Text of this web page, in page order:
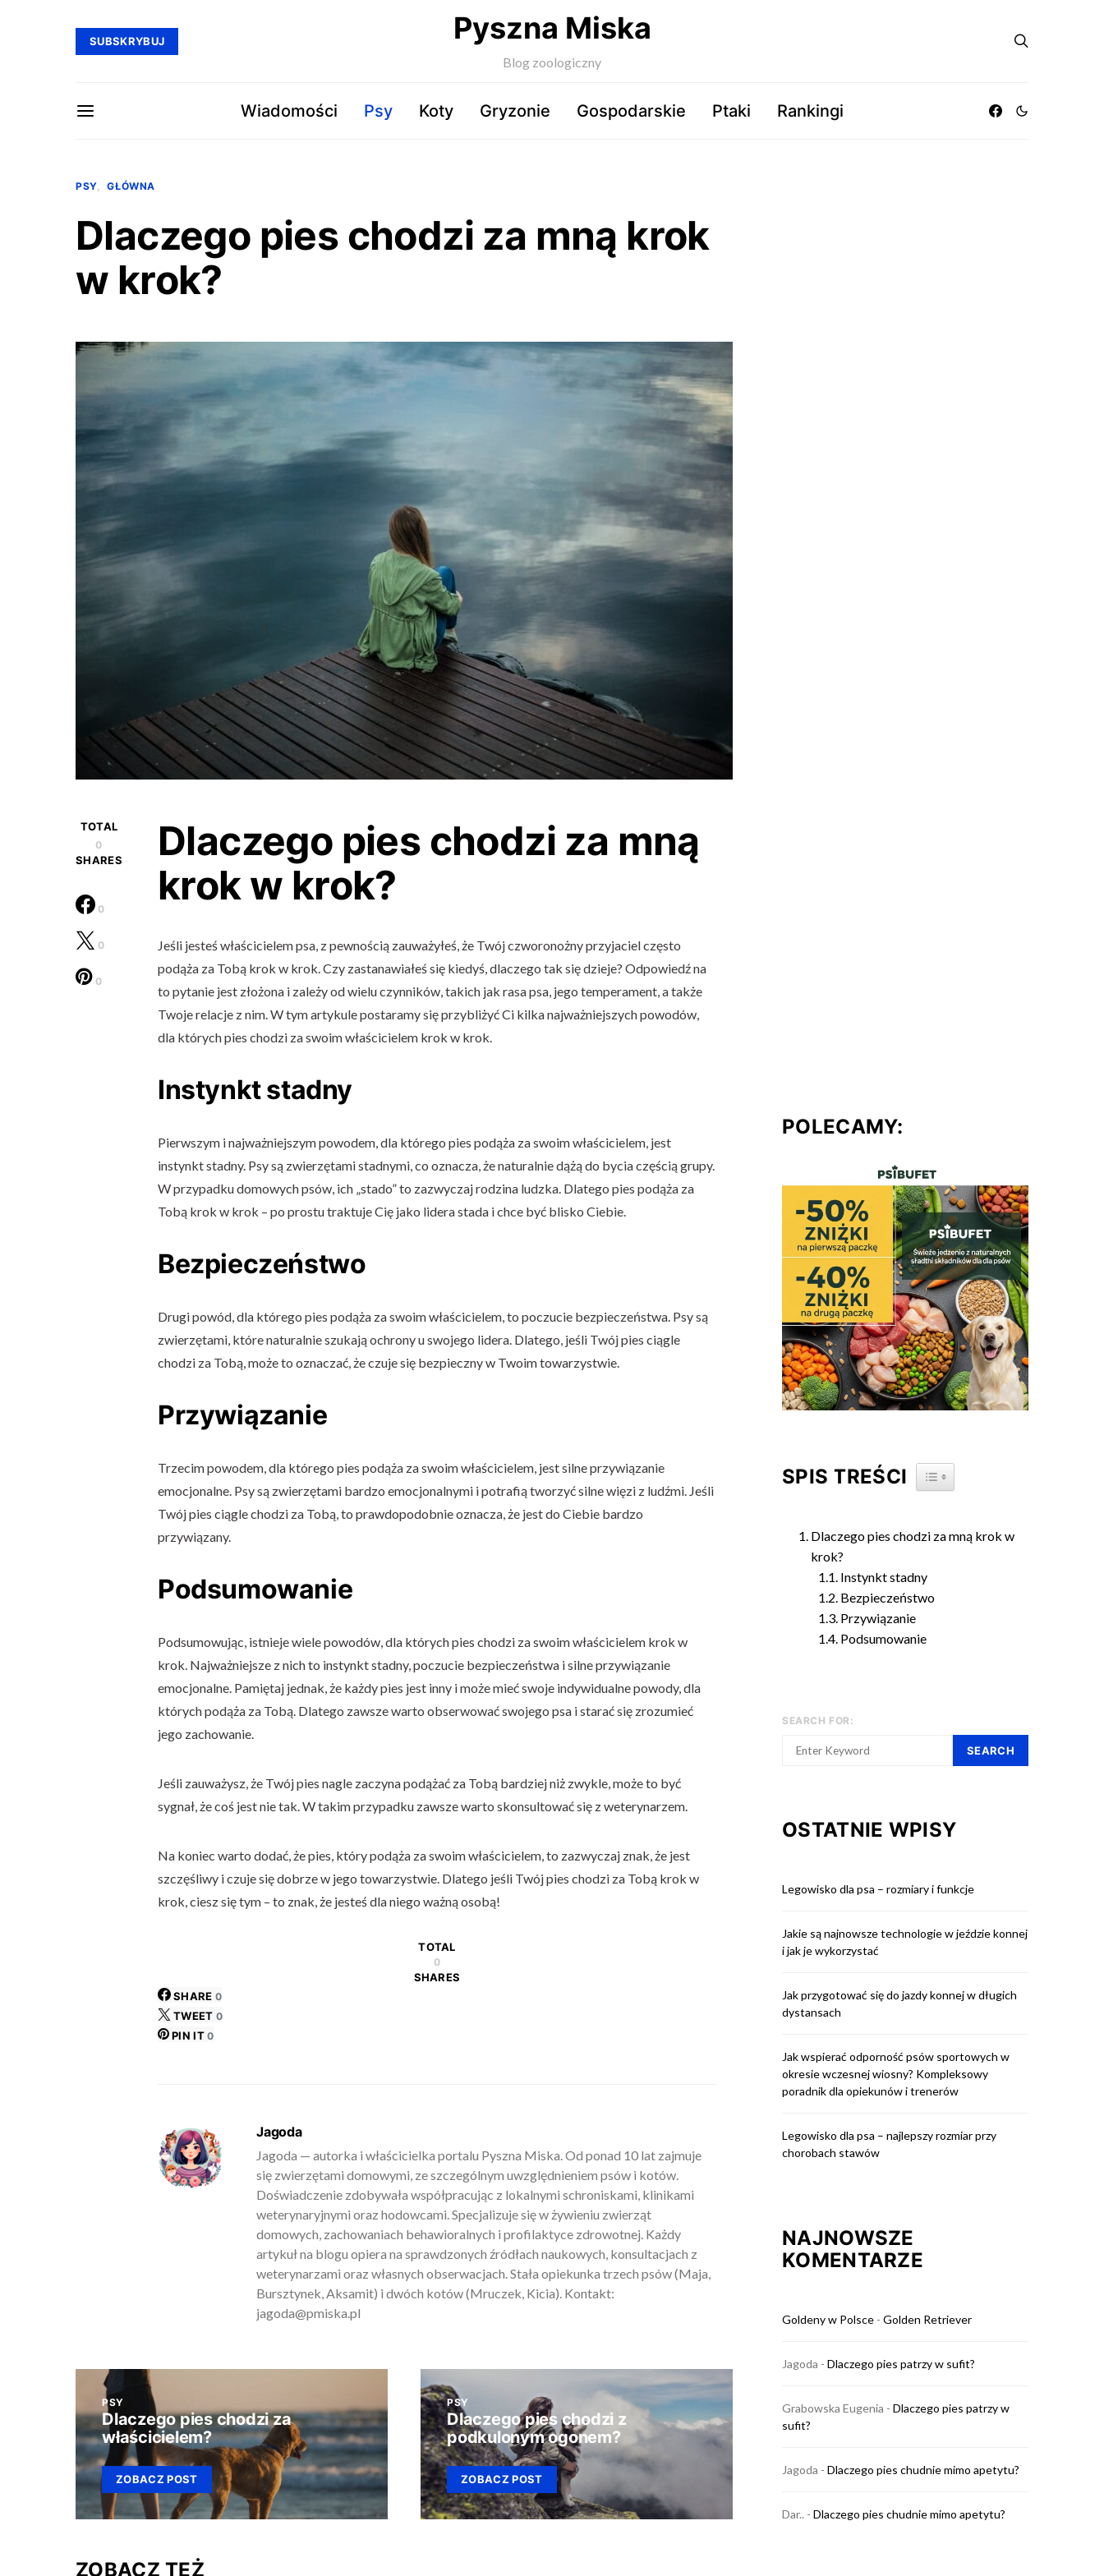
SUBSKRYBUJ Pyszna Miska
Blog zoologiczny
Wiadomości Psy Koty Gryzonie Gospodarskie Ptaki Rankingi
PSY GŁÓWNA
Dlaczego pies chodzi za mną krok
w krok?
TOTAL
0
SHARES
0
0
0
Dlaczego pies chodzi za mną
krok w krok?
Jeśli jesteś właścicielem psa, z pewnością zauważyłeś, że Twój czworonożny przyjaciel często
podąża za Tobą krok w krok. Czy zastanawiałeś się kiedyś, dlaczego tak się dzieje? Odpowiedź na
to pytanie jest złożona i zależy od wielu czynników, takich jak rasa psa, jego temperament, a także
Twoje relacje z nim. W tym artykule postaramy się przybliżyć Ci kilka najważniejszych powodów,
dla których pies chodzi za swoim właścicielem krok w krok.
Instynkt stadny
Pierwszym i najważniejszym powodem, dla którego pies podąża za swoim właścicielem, jest
instynkt stadny. Psy są zwierzętami stadnymi, co oznacza, że naturalnie dążą do bycia częścią grupy.
W przypadku domowych psów, ich „stado” to zazwyczaj rodzina ludzka. Dlatego pies podąża za
Tobą krok w krok – po prostu traktuje Cię jako lidera stada i chce być blisko Ciebie.
Bezpieczeństwo
Drugi powód, dla którego pies podąża za swoim właścicielem, to poczucie bezpieczeństwa. Psy są
zwierzętami, które naturalnie szukają ochrony u swojego lidera. Dlatego, jeśli Twój pies ciągle
chodzi za Tobą, może to oznaczać, że czuje się bezpieczny w Twoim towarzystwie.
Przywiązanie
Trzecim powodem, dla którego pies podąża za swoim właścicielem, jest silne przywiązanie
emocjonalne. Psy są zwierzętami bardzo emocjonalnymi i potrafią tworzyć silne więzi z ludźmi. Jeśli
Twój pies ciągle chodzi za Tobą, to prawdopodobnie oznacza, że jest do Ciebie bardzo
przywiązany.
Podsumowanie
Podsumowując, istnieje wiele powodów, dla których pies chodzi za swoim właścicielem krok w
krok. Najważniejsze z nich to instynkt stadny, poczucie bezpieczeństwa i silne przywiązanie
emocjonalne. Pamiętaj jednak, że każdy pies jest inny i może mieć swoje indywidualne powody, dla
których podąża za Tobą. Dlatego zawsze warto obserwować swojego psa i starać się zrozumieć
jego zachowanie.
Jeśli zauważysz, że Twój pies nagle zaczyna podążać za Tobą bardziej niż zwykle, może to być
sygnał, że coś jest nie tak. W takim przypadku zawsze warto skonsultować się z weterynarzem.
Na koniec warto dodać, że pies, który podąża za swoim właścicielem, to zazwyczaj znak, że jest
szczęśliwy i czuje się dobrze w jego towarzystwie. Dlatego jeśli Twój pies chodzi za Tobą krok w
krok, ciesz się tym – to znak, że jesteś dla niego ważną osobą!
TOTAL
0
SHARES
SHARE 0
TWEET 0
PIN IT 0
Jagoda
Jagoda — autorka i właścicielka portalu Pyszna Miska. Od ponad 10 lat zajmuje
się zwierzętami domowymi, ze szczególnym uwzględnieniem psów i kotów.
Doświadczenie zdobywała współpracując z lokalnymi schroniskami, klinikami
weterynaryjnymi oraz hodowcami. Specjalizuje się w żywieniu zwierząt
domowych, zachowaniach behawioralnych i profilaktyce zdrowotnej. Każdy
artykuł na blogu opiera na sprawdzonych źródłach naukowych, konsultacjach z
weterynarzami oraz własnych obserwacjach. Stała opiekunka trzech psów (Maja,
Bursztynek, Aksamit) i dwóch kotów (Mruczek, Kicia). Kontakt:
jagoda@pmiska.pl
PSY
Dlaczego pies chodzi za
właścicielem?
ZOBACZ POST
PSY
Dlaczego pies chodzi z
podkulonym ogonem?
ZOBACZ POST
ZOBACZ TEŻ
POLECAMY:
SPIS TREŚCI TOGGLE TABLE OF CONTENT
Dlaczego pies chodzi za mną krok w
krok?
Instynkt stadny
Bezpieczeństwo
Przywiązanie
Podsumowanie
SEARCH FOR:
SEARCH
OSTATNIE WPISY
Legowisko dla psa – rozmiary i funkcje
Jakie są najnowsze technologie w jeździe konnej
i jak je wykorzystać
Jak przygotować się do jazdy konnej w długich
dystansach
Jak wspierać odporność psów sportowych w
okresie wczesnej wiosny? Kompleksowy
poradnik dla opiekunów i trenerów
Legowisko dla psa – najlepszy rozmiar przy
chorobach stawów
NAJNOWSZE
KOMENTARZE
Goldeny w Polsce - Golden Retriever
Jagoda - Dlaczego pies patrzy w sufit?
Grabowska Eugenia - Dlaczego pies patrzy w
sufit?
Jagoda - Dlaczego pies chudnie mimo apetytu?
Dar.. - Dlaczego pies chudnie mimo apetytu?